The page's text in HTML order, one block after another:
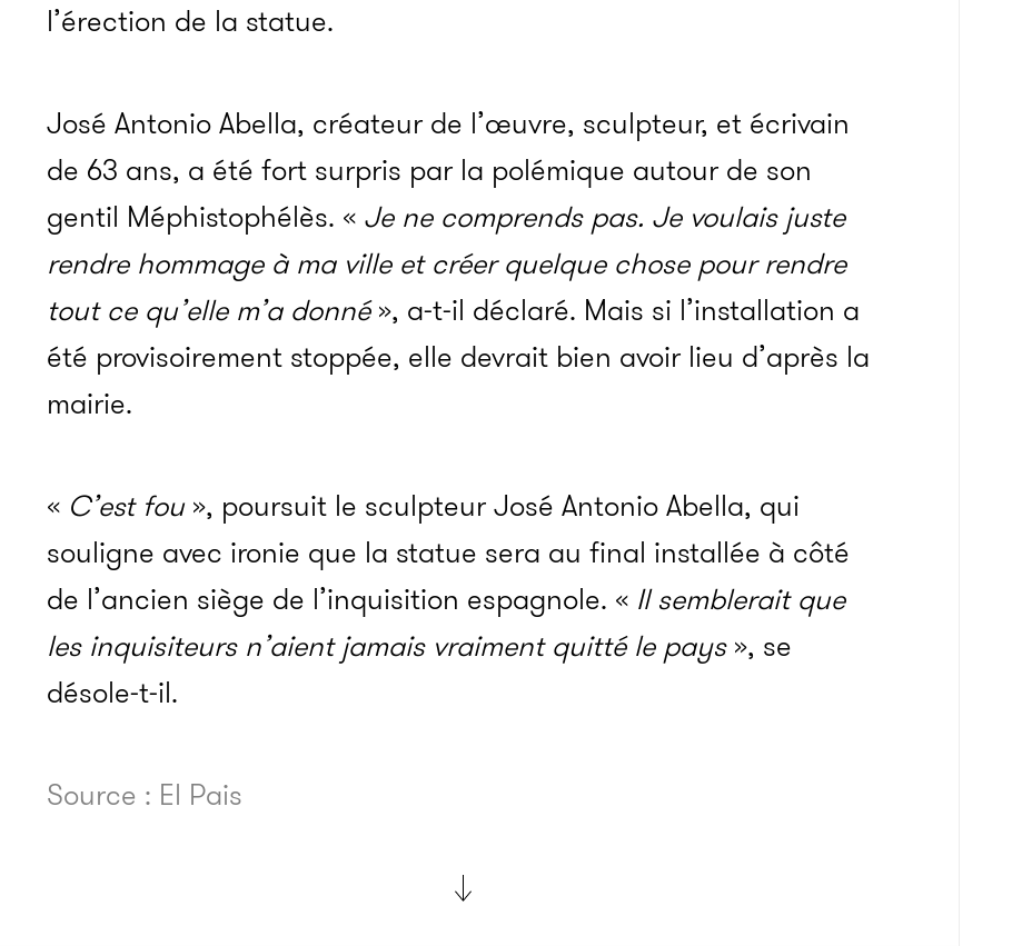
l’érection de la statue.
José Antonio Abella, créateur de l’œuvre, sculpteur, et écrivain
de 63 ans, a été fort surpris par la polémique autour de son
gentil Méphistophélès. « Je ne comprends pas. Je voulais juste
rendre hommage à ma ville et créer quelque chose pour rendre
tout ce qu’elle m’a donné», a-t-il déclaré. Mais si l’installation a
été provisoirement stoppée, elle devrait bien avoir lieu d’après la
mairie.
« C’est fou», poursuit le sculpteur José Antonio Abella, qui
souligne avec ironie que la statue sera au final installée à côté
de l’ancien siège de l’inquisition espagnole. « Il semblerait que
les inquisiteurs n’aient jamais vraiment quitté le pays», se
désole-t-il.
Source : El Pais